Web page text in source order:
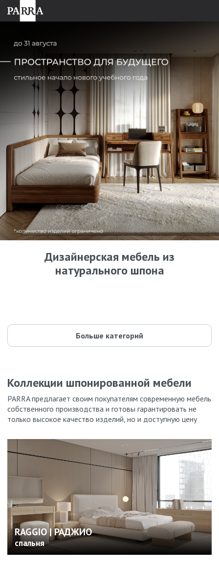
Дизайнерская мебель из
натурального шпона
35 моделей
44 модели
Parra design
Больше категорий
Коллекции шпонированной мебели
PARRA предлагает своим покупателям современную мебель
собственного производства и готовы гарантировать не
только высокое качество изделий, но и доступную цену
RAGGIO | РАДЖИО
спальня